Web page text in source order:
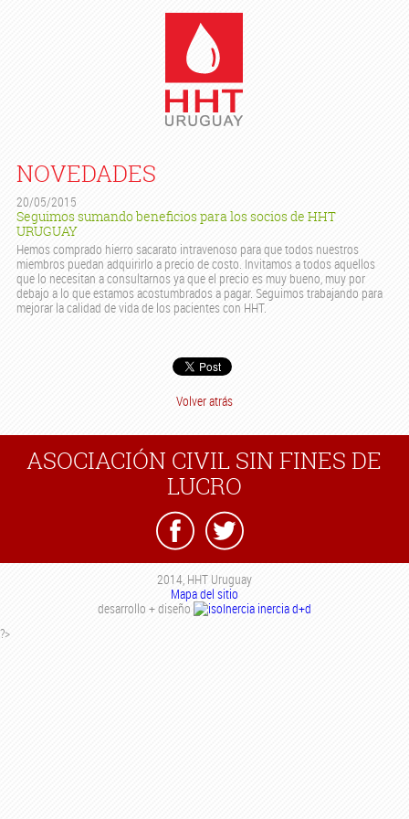
NOVEDADES
20/05/2015
Seguimos sumando beneficios para los socios de HHT
URUGUAY
Hemos comprado hierro sacarato intravenoso para que todos nuestros
miembros puedan adquirirlo a precio de costo. Invitamos a todos aquellos
que lo necesitan a consultarnos ya que el precio es muy bueno, muy por
debajo a lo que estamos acostumbrados a pagar. Seguimos trabajando para
mejorar la calidad de vida de los pacientes con HHT.
Volver atrás
ASOCIACIÓN CIVIL SIN FINES DE
LUCRO
2014, HHT Uruguay
Mapa del sitio
desarrollo + diseño
inercia d+d
?>